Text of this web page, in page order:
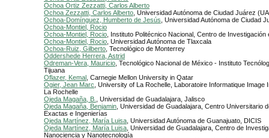
Ochoa Ortiz Zezzatti, Carlos Alberto
Ochoa Zezzatti, Carlos Alberto, Universidad Autónoma de Ciudad Juárez
Ochoa-Domínguez, Humberto de Jesús, Universidad Autónoma de Ciudad
Ochoa-Montiel, Rocio
Ochoa-Montiel, Rocio, Instituto Politécnico Nacional, Centro de Investigación
Ochoa-Montiel, Rocio, Universidad Autónoma de Tlaxcala
Ochoa-Ruiz, Gilberto, Tecnológico de Monterrey
Oddershede Herrera, Astrid
Odreman-Vera, Mauricio, Tecnológico Nacional de México - Instituto
Tijuana
Oflazer, Kemal , Carnegie Mellon University in Qatar
Ogier, Jean Marc, University of La Rochelle, Laboratoire Informatique Image
La Rochelle
Ojeda Magaña, B., Universidad de Guadalajara, Jalisco
Ojeda Magaña, Benjamin, Universidad de Guadalajara, Centro Universitario
Exactas e Ingenierías
Ojeda Martínez, María Luisa, Universidad Autónoma de Guanajuato, DICIS
Ojeda Martínez, María Luisa, Universidad de Guadalajara, Centro de
Nanociencia y Nanotecnología